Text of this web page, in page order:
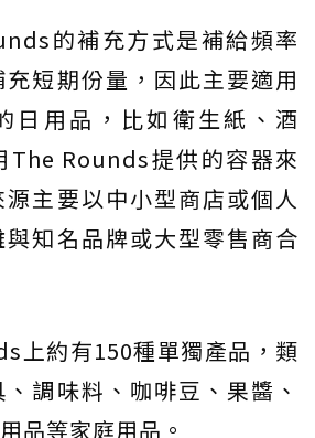
的補充方式是補給頻率
短期份量，因此主要適用
日用品，比如衛生紙、酒
The Rounds提供的容器來
主要以中小型商店或個人
知名品牌或大型零售商合
上約有150種單獨產品，類
調味料、咖啡豆、果醬、
品等家庭用品。